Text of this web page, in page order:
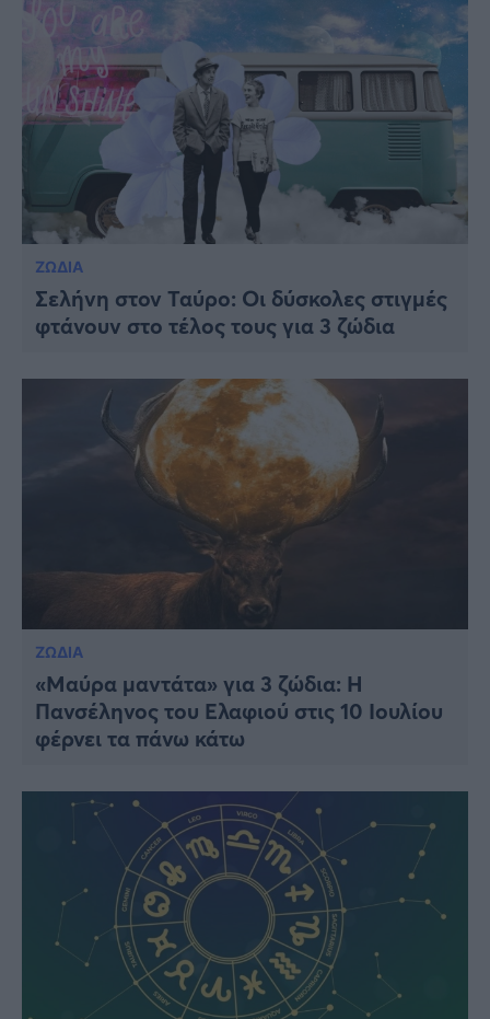
ΖΩΔΙΑ
Σελήνη στον Ταύρο: Οι δύσκολες στιγμές
φτάνουν στο τέλος τους για 3 ζώδια
ΖΩΔΙΑ
«Μαύρα μαντάτα» για 3 ζώδια: Η
Πανσέληνος του Ελαφιού στις 10 Ιουλίου
φέρνει τα πάνω κάτω